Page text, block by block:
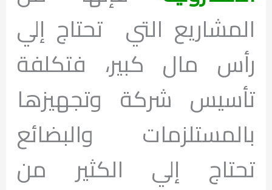
المشاريع التي تحتاج إلي
رأس مال كبير، فتكلفة
تأسيس شركة وتجهيزها
بالمستلزمات والبضائع
تحتاج إلي الكثير من